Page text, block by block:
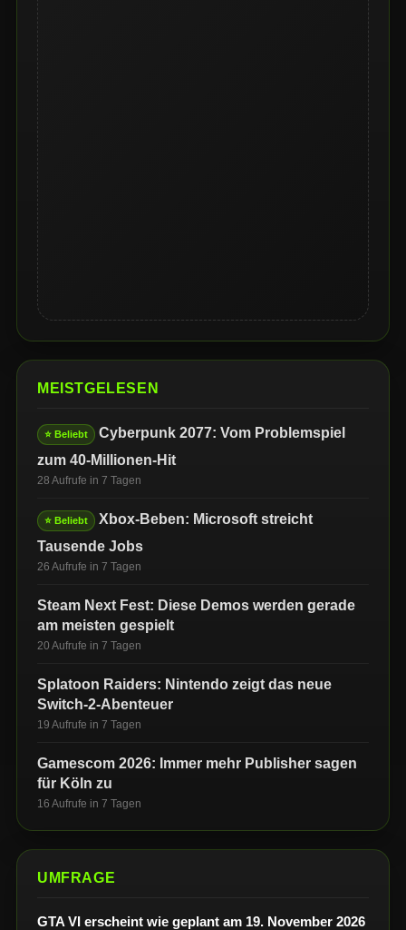
MEISTGELESEN
⭐ Beliebt
Cyberpunk 2077: Vom Problemspiel
zum 40-Millionen-Hit
28 Aufrufe in 7 Tagen
⭐ Beliebt
Xbox-Beben: Microsoft streicht
Tausende Jobs
26 Aufrufe in 7 Tagen
Steam Next Fest: Diese Demos werden gerade
am meisten gespielt
20 Aufrufe in 7 Tagen
Splatoon Raiders: Nintendo zeigt das neue
Switch-2-Abenteuer
19 Aufrufe in 7 Tagen
Gamescom 2026: Immer mehr Publisher sagen
für Köln zu
16 Aufrufe in 7 Tagen
UMFRAGE
GTA VI erscheint wie geplant am 19. November 2026